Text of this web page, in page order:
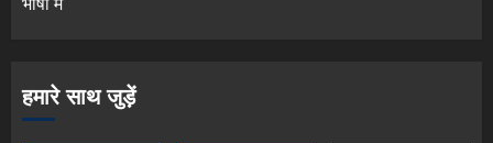
हमारे साथ जुड़ें